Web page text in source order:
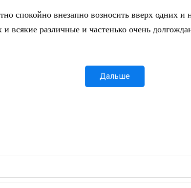
спокойно внезапно возносить вверх одних и
всякие различные и частенько очень
Дальше